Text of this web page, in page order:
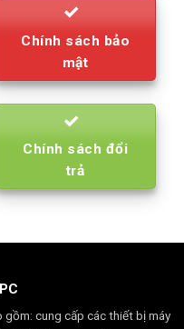
Chính sách bảo
mật
Chính sách đổi
trả
gồm: cung cấp các thiết bị máy